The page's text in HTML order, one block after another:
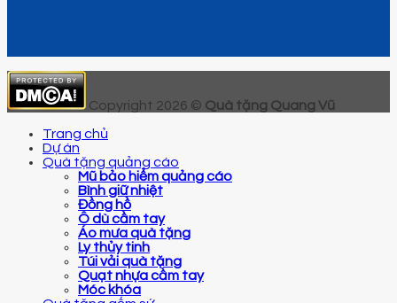
Copyright 2026 © Quà tặng Quang Vũ
Trang chủ
Dự án
Quà tặng quảng cáo
Mũ bảo hiểm quảng cáo
Bình giữ nhiệt
Đồng hồ
Ô dù cầm tay
Áo mưa quà tặng
Ly thủy tinh
Túi vải quà tặng
Quạt nhựa cầm tay
Móc khóa